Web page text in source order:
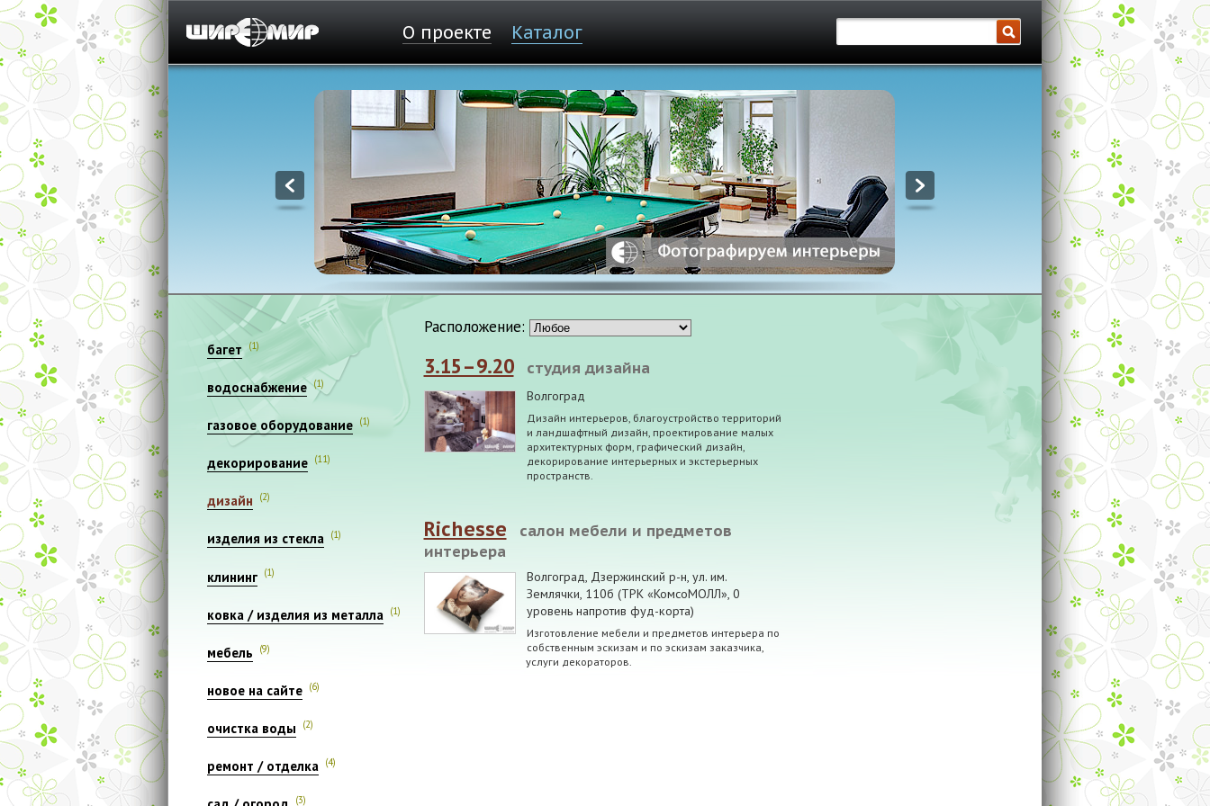
О проекте Каталог
1
багет (1)
водоснабжение (1)
газовое оборудование (1)
декорирование (11)
дизайн (2)
изделия из стекла (1)
клининг (1)
ковка / изделия из металла (1)
мебель (9)
новое на сайте (6)
очистка воды (2)
ремонт / отделка (4)
(3)
Расположение:
3.15–9.20 студия дизайна
Волгоград
Дизайн интерьеров, благоустройство территорий
и ландшафтный дизайн, проектирование малых
архитектурных форм, графический дизайн,
декорирование интерьерных и экстерьерных
пространств.
Richesse
салон мебели и предметов
интерьера
Волгоград, Дзержинский р-н, ул. им.
Землячки, 110б (ТРК «КомсоМОЛЛ», 0
уровень напротив фуд-корта)
Изготовление мебели и предметов интерьера по
собственным эскизам и по эскизам заказчика,
услуги декораторов.